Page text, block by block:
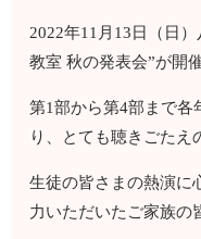
2022年11月13日（日
教室 秋の発表会”が開
第1部から第4部まで各
り、とても聴きごたえ
生徒の皆さまの熱演に
力いただいたご家族の